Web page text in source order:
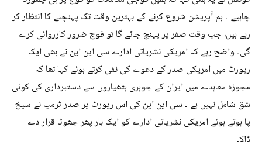
چاہیے ۔ ہم آپریشن شروع کرنے کے بہترین وقت تک پہنچنے کا انتظار کر
رہے ہیں، جب وقت صفر پر پہنچ جائے گا تو فوج ضرور کارروائی کرے
گی۔ واضح رہے کہ امریکی نشریاتی ادارے سی این این نے بھی ایک
رپورٹ میں امریکی صدر کے دعوے کی نفی کرتے ہوئے کہا تھا کہ
مجوزہ معاہدے میں ایران کے جوہری ہتھیاروں سے دستبرداری کی کوئی
شق شامل نہیں ہے ۔ سی این این کی اس رپورٹ پر صدر ٹرمپ نے سیخ
پا ہوتے ہوئے امریکی نشریاتی ادارے کو ایک بار پھر جھوٹا قرار دے
ڈالا۔